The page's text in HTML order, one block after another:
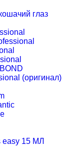
глаз
(оригинал)
easy 15 МЛ